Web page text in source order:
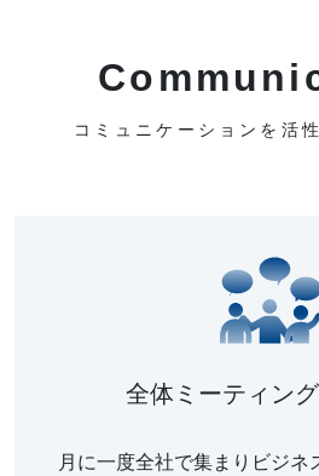
コミュニケーションを活
全体ミーティン
月に一度全社で集まりビジネ